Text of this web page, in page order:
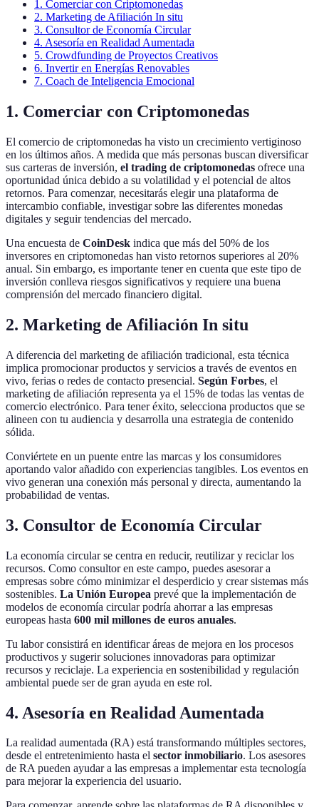
1. Comerciar con Criptomonedas
2. Marketing de Afiliación In situ
3. Consultor de Economía Circular
4. Asesoría en Realidad Aumentada
5. Crowdfunding de Proyectos Creativos
6. Invertir en Energías Renovables
7. Coach de Inteligencia Emocional
1. Comerciar con Criptomonedas
El comercio de criptomonedas ha visto un crecimiento vertiginoso
en los últimos años. A medida que más personas buscan diversificar
sus carteras de inversión, el trading de criptomonedas ofrece una
oportunidad única debido a su volatilidad y el potencial de altos
retornos. Para comenzar, necesitarás elegir una plataforma de
intercambio confiable, investigar sobre las diferentes monedas
digitales y seguir tendencias del mercado.
Una encuesta de CoinDesk indica que más del 50% de los
inversores en criptomonedas han visto retornos superiores al 20%
anual. Sin embargo, es importante tener en cuenta que este tipo de
inversión conlleva riesgos significativos y requiere una buena
comprensión del mercado financiero digital.
2. Marketing de Afiliación In situ
A diferencia del marketing de afiliación tradicional, esta técnica
implica promocionar productos y servicios a través de eventos en
vivo, ferias o redes de contacto presencial. Según Forbes, el
marketing de afiliación representa ya el 15% de todas las ventas de
comercio electrónico. Para tener éxito, selecciona productos que se
alineen con tu audiencia y desarrolla una estrategia de contenido
sólida.
Conviértete en un puente entre las marcas y los consumidores
aportando valor añadido con experiencias tangibles. Los eventos en
vivo generan una conexión más personal y directa, aumentando la
probabilidad de ventas.
3. Consultor de Economía Circular
La economía circular se centra en reducir, reutilizar y reciclar los
recursos. Como consultor en este campo, puedes asesorar a
empresas sobre cómo minimizar el desperdicio y crear sistemas más
sostenibles. La Unión Europea prevé que la implementación de
modelos de economía circular podría ahorrar a las empresas
europeas hasta 600 mil millones de euros anuales.
Tu labor consistirá en identificar áreas de mejora en los procesos
productivos y sugerir soluciones innovadoras para optimizar
recursos y reciclaje. La experiencia en sostenibilidad y regulación
ambiental puede ser de gran ayuda en este rol.
4. Asesoría en Realidad Aumentada
La realidad aumentada (RA) está transformando múltiples sectores,
desde el entretenimiento hasta el sector inmobiliario. Los asesores
de RA pueden ayudar a las empresas a implementar esta tecnología
para mejorar la experiencia del usuario.